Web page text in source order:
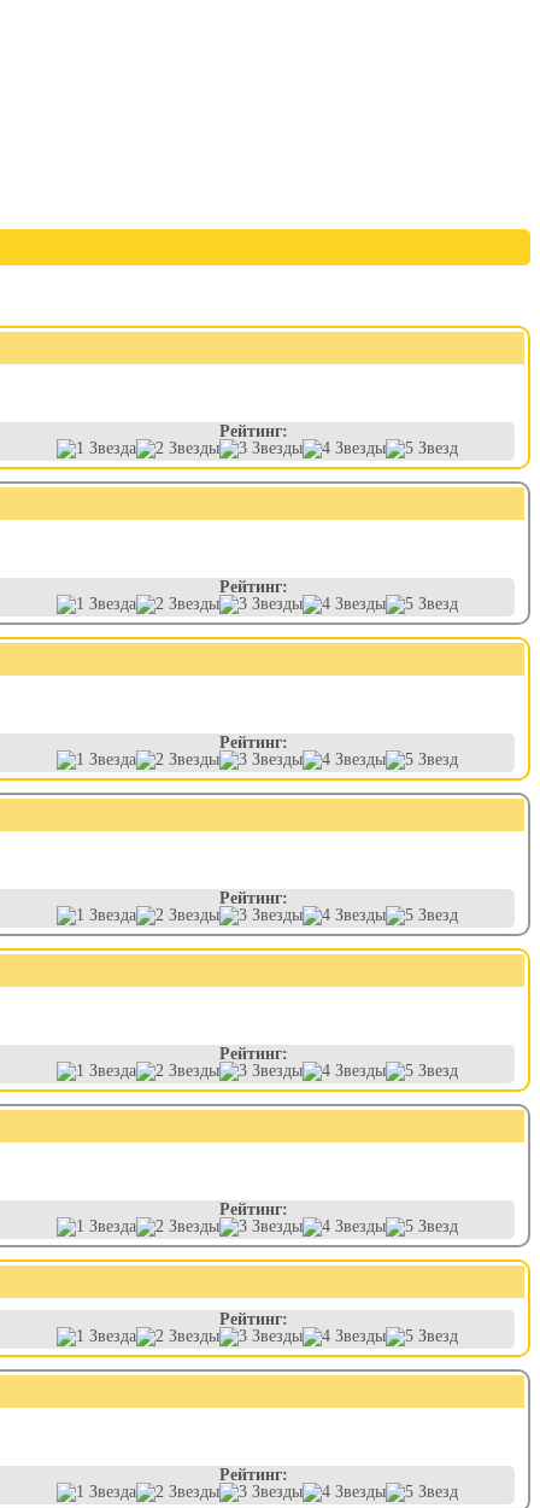
Рейтинг:
Рейтинг:
Рейтинг:
Рейтинг:
Рейтинг:
Рейтинг:
Рейтинг:
Рейтинг: